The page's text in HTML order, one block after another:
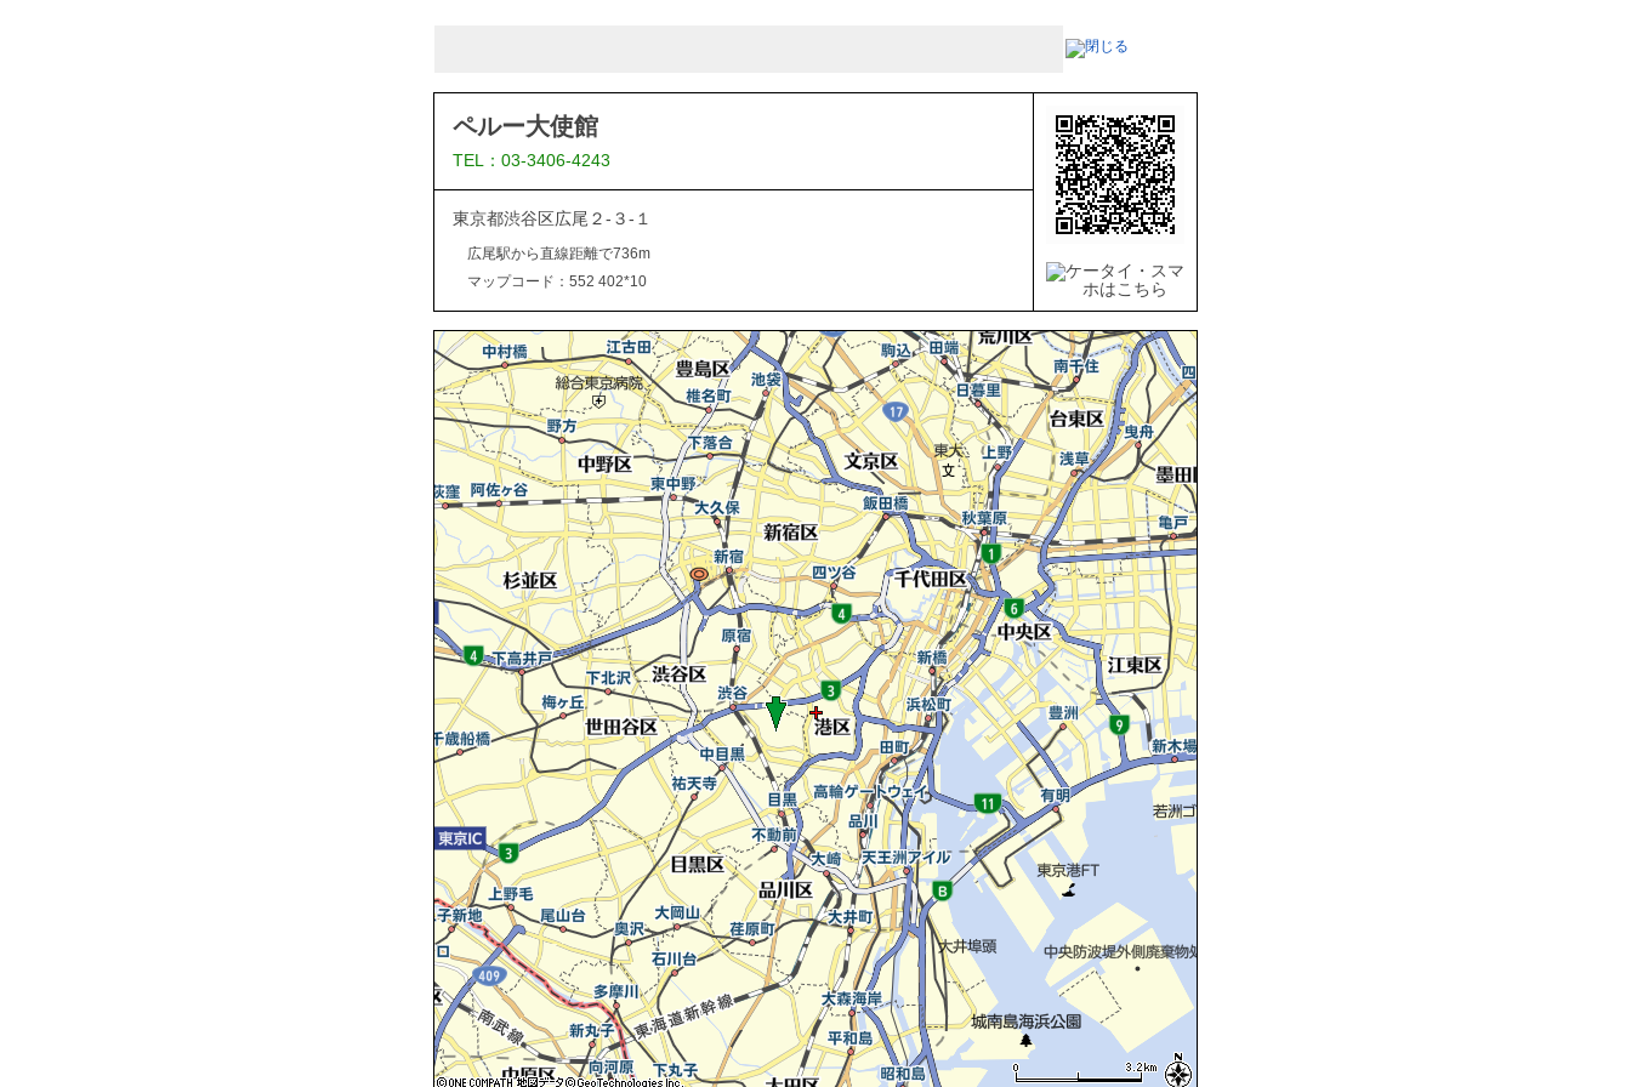
ペルー大使館
TEL：03-3406-4243
東京都渋谷区広尾２-３-１
広尾駅から直線距離で736m
マップコード：552 402*10